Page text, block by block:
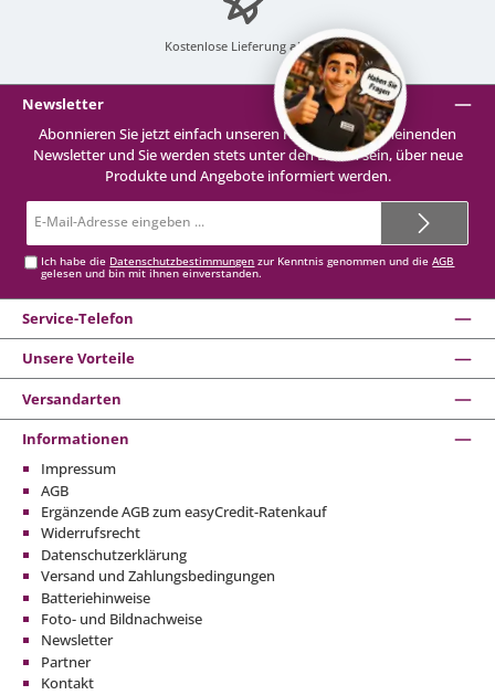
Kostenlose Lieferung ab 99 €
Newsletter
Abonnieren Sie jetzt einfach unseren regelmäßig erscheinenden
Newsletter und Sie werden stets unter den Ersten sein, über neue
Produkte und Angebote informiert werden.
Mail-
Ich habe die Datenschutzbestimmungen zur Kenntnis genommen und dieAGB
gelesen und bin mit ihnen einverstanden.
Service-Telefon
Unsere Vorteile
Versandarten
Informationen
Impressum
AGB
Ergänzende AGB zum easyCredit-Ratenkauf
Widerrufsrecht
Datenschutzerklärung
Versand und Zahlungsbedingungen
Batteriehinweise
Foto- und Bildnachweise
Newsletter
Partner
Kontakt